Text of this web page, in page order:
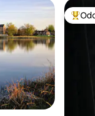
„Odabrali